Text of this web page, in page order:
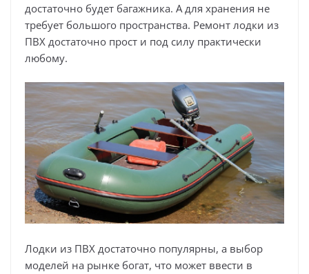
достаточно будет багажника. А для хранения не
требует большого пространства. Ремонт лодки из
ПВХ достаточно прост и под силу практически
любому.
Лодки из ПВХ достаточно популярны, а выбор
моделей на рынке богат, что может ввести в